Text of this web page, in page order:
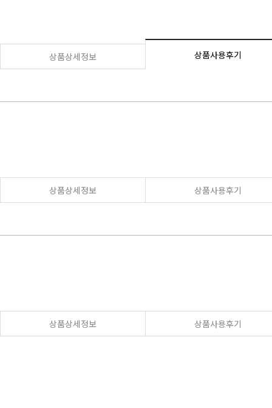
상품상세정보 상품사용후기
상품상세정보 상품사용후기
상품상세정보 상품사용후기